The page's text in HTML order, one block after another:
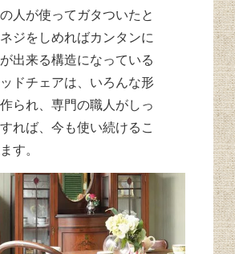
人が使ってガタついたと
ジをしめればカンタンに
出来る構造になっている
ドチェアは、いろんな形
られ、専門の職人がしっ
れば、今も使い続けるこ
す。